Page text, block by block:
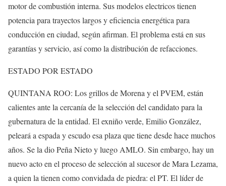
motor de combustión interna. Sus modelos electricos tienen
potencia para trayectos largos y eficiencia energética para
conducción en ciudad, según afirman. El problema está en sus
garantías y servicio, así como la distribución de refacciones.
ESTADO POR ESTADO
QUINTANA ROO: Los grillos de Morena y el PVEM, están
calientes ante la cercanía de la selección del candidato para la
gubernatura de la entidad. El exniño verde, Emilio González,
peleará a espada y escudo esa plaza que tiene desde hace muchos
años. Se la dio Peña Nieto y luego AMLO. Sin embargo, hay un
nuevo acto en el proceso de selección al sucesor de Mara Lezama,
a quien la tienen como convidada de piedra: el PT. El líder de